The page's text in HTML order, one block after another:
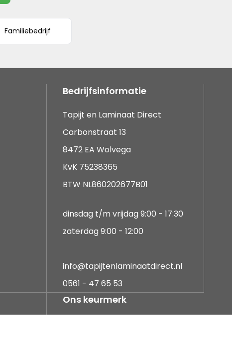
Familiebedrijf
Bedrijfsinformatie
Tapijt en Laminaat Direct
Carbonstraat 13
8472 EA Wolvega
KvK 75238365
BTW NL860202677B01
dinsdag t/m vrijdag 9:00 - 17:30
zaterdag 9:00 - 12:00
info@tapijtenlaminaatdirect.nl
0561 - 47 65 53
Ons keurmerk